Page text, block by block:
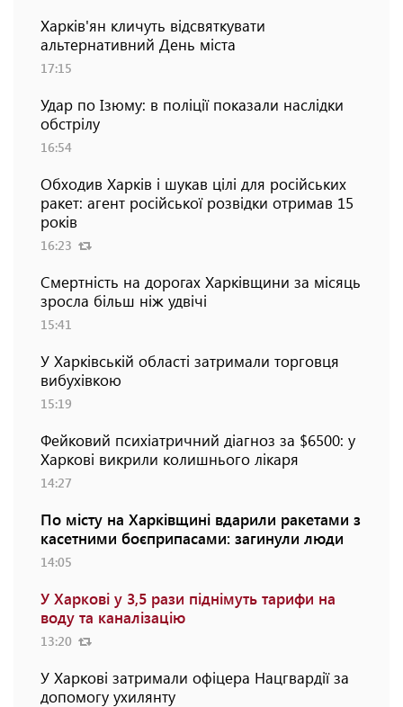
Харків'ян кличуть відсвяткувати
альтернативний День міста
17:15
Удар по Ізюму: в поліції показали наслідки
обстрілу
16:54
Обходив Харків і шукав цілі для російських
ракет: агент російської розвідки отримав 15
років
16:23
Смертність на дорогах Харківщини за місяць
зросла більш ніж удвічі
15:41
У Харківській області затримали торговця
вибухівкою
15:19
Фейковий психіатричний діагноз за $6500: у
Харкові викрили колишнього лікаря
14:27
По місту на Харківщині вдарили ракетами з
касетними боєприпасами: загинули люди
14:05
У Харкові у 3,5 рази піднімуть тарифи на
воду та каналізацію
13:20
У Харкові затримали офіцера Нацгвардії за
допомогу ухилянту